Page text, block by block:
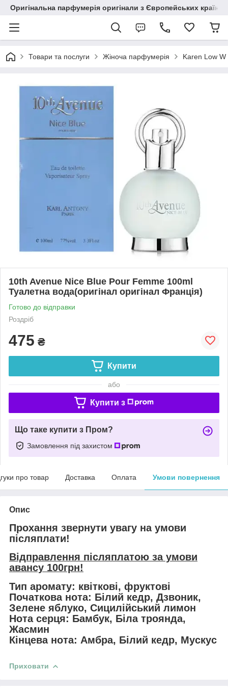
Оригінальна парфумерія оригінали з Європейських країн
Товари та послуги Жіноча парфумерія Karen Low W
10th Avenue Nice Blue Pour Femme 100ml
Туалетна вода(оригінал оригінал Франція)
Готово до відправки
Роздріб
475 ₴
Купити
або
Купити з
Що таке купити з Пром?
Замовлення під захистом
про товар Доставка Оплата Умови повернення
Опис
Прохання звернути увагу на умови
післяплати!
Відправлення післяплатою за умови
авансу 100грн!
Тип аромату: квіткові, фруктові
Початкова нота: Білий кедр, Дзвоник,
Зелене яблуко, Сицилійський лимон
Нота серця: Бамбук, Біла троянда,
Жасмин
Кінцева нота: Амбра, Білий кедр, Мускус
Приховати